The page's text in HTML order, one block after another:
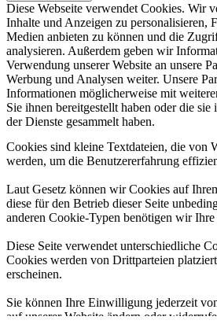
Diese Webseite verwendet Cookies. Wir
Inhalte und Anzeigen zu personalisieren,
Medien anbieten zu können und die
analysieren. Außerdem geben wir
Verwendung unserer Website an unsere
Werbung und Analysen weiter. Unsere
Informationen möglicherweise mit
Sie ihnen bereitgestellt haben oder die
der Dienste gesammelt haben.
Cookies sind kleine Textdateien, die von
werden, um die Benutzererfahrung
Laut Gesetz können wir Cookies auf
diese für den Betrieb dieser Seite
anderen Cookie-Typen benötigen wir
Diese Seite verwendet unterschiedliche
Cookies werden von Drittparteien
erscheinen.
Sie können Ihre Einwilligung jederzeit
auf unserer Website ändern oder